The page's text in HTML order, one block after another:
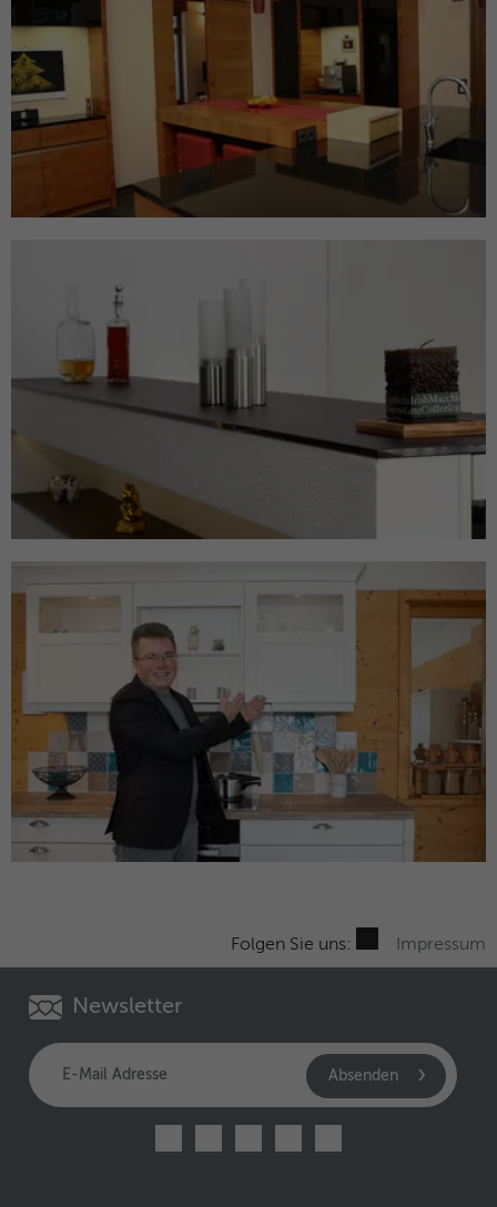
Folgen Sie uns: Impressum
Newsletter
Absenden